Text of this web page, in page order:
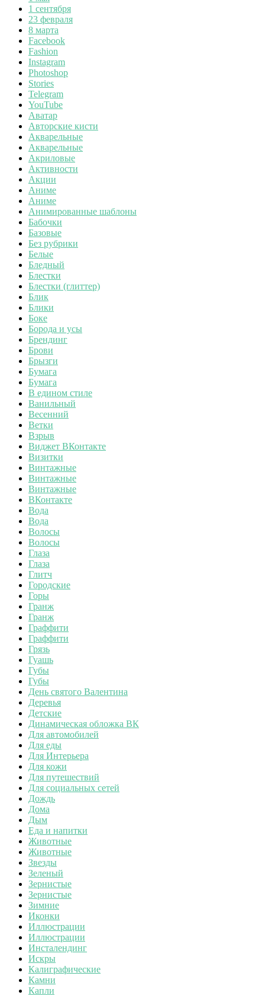
1 сентября
23 февраля
8 марта
Facebook
Fashion
Instagram
Photoshop
Stories
Telegram
YouTube
Аватар
Авторские кисти
Акварельные
Акварельные
Акриловые
Активности
Акции
Аниме
Аниме
Анимированные шаблоны
Бабочки
Базовые
Без рубрики
Белые
Бледный
Блестки
Блестки (глиттер)
Блик
Блики
Боке
Борода и усы
Брендинг
Брови
Брызги
Бумага
Бумага
В едином стиле
Ванильный
Весенний
Ветки
Взрыв
Виджет ВКонтакте
Визитки
Винтажные
Винтажные
Винтажные
ВКонтакте
Вода
Вода
Волосы
Волосы
Глаза
Глаза
Глитч
Городские
Горы
Гранж
Гранж
Граффити
Граффити
Грязь
Гуашь
Губы
Губы
День святого Валентина
Деревья
Детские
Динамическая обложка ВК
Для автомобилей
Для еды
Для Интерьера
Для кожи
Для путешествий
Для социальных сетей
Дождь
Дома
Дым
Еда и напитки
Животные
Животные
Звезды
Зеленый
Зернистые
Зернистые
Зимние
Иконки
Иллюстрации
Иллюстрации
Инсталендинг
Искры
Калиграфические
Камни
Капли